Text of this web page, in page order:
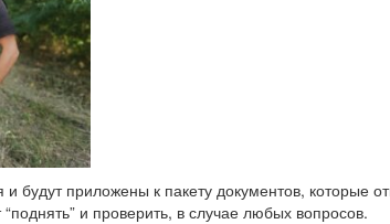
будут приложены к пакету документов, которые
и проверить, в случае любых вопросов.